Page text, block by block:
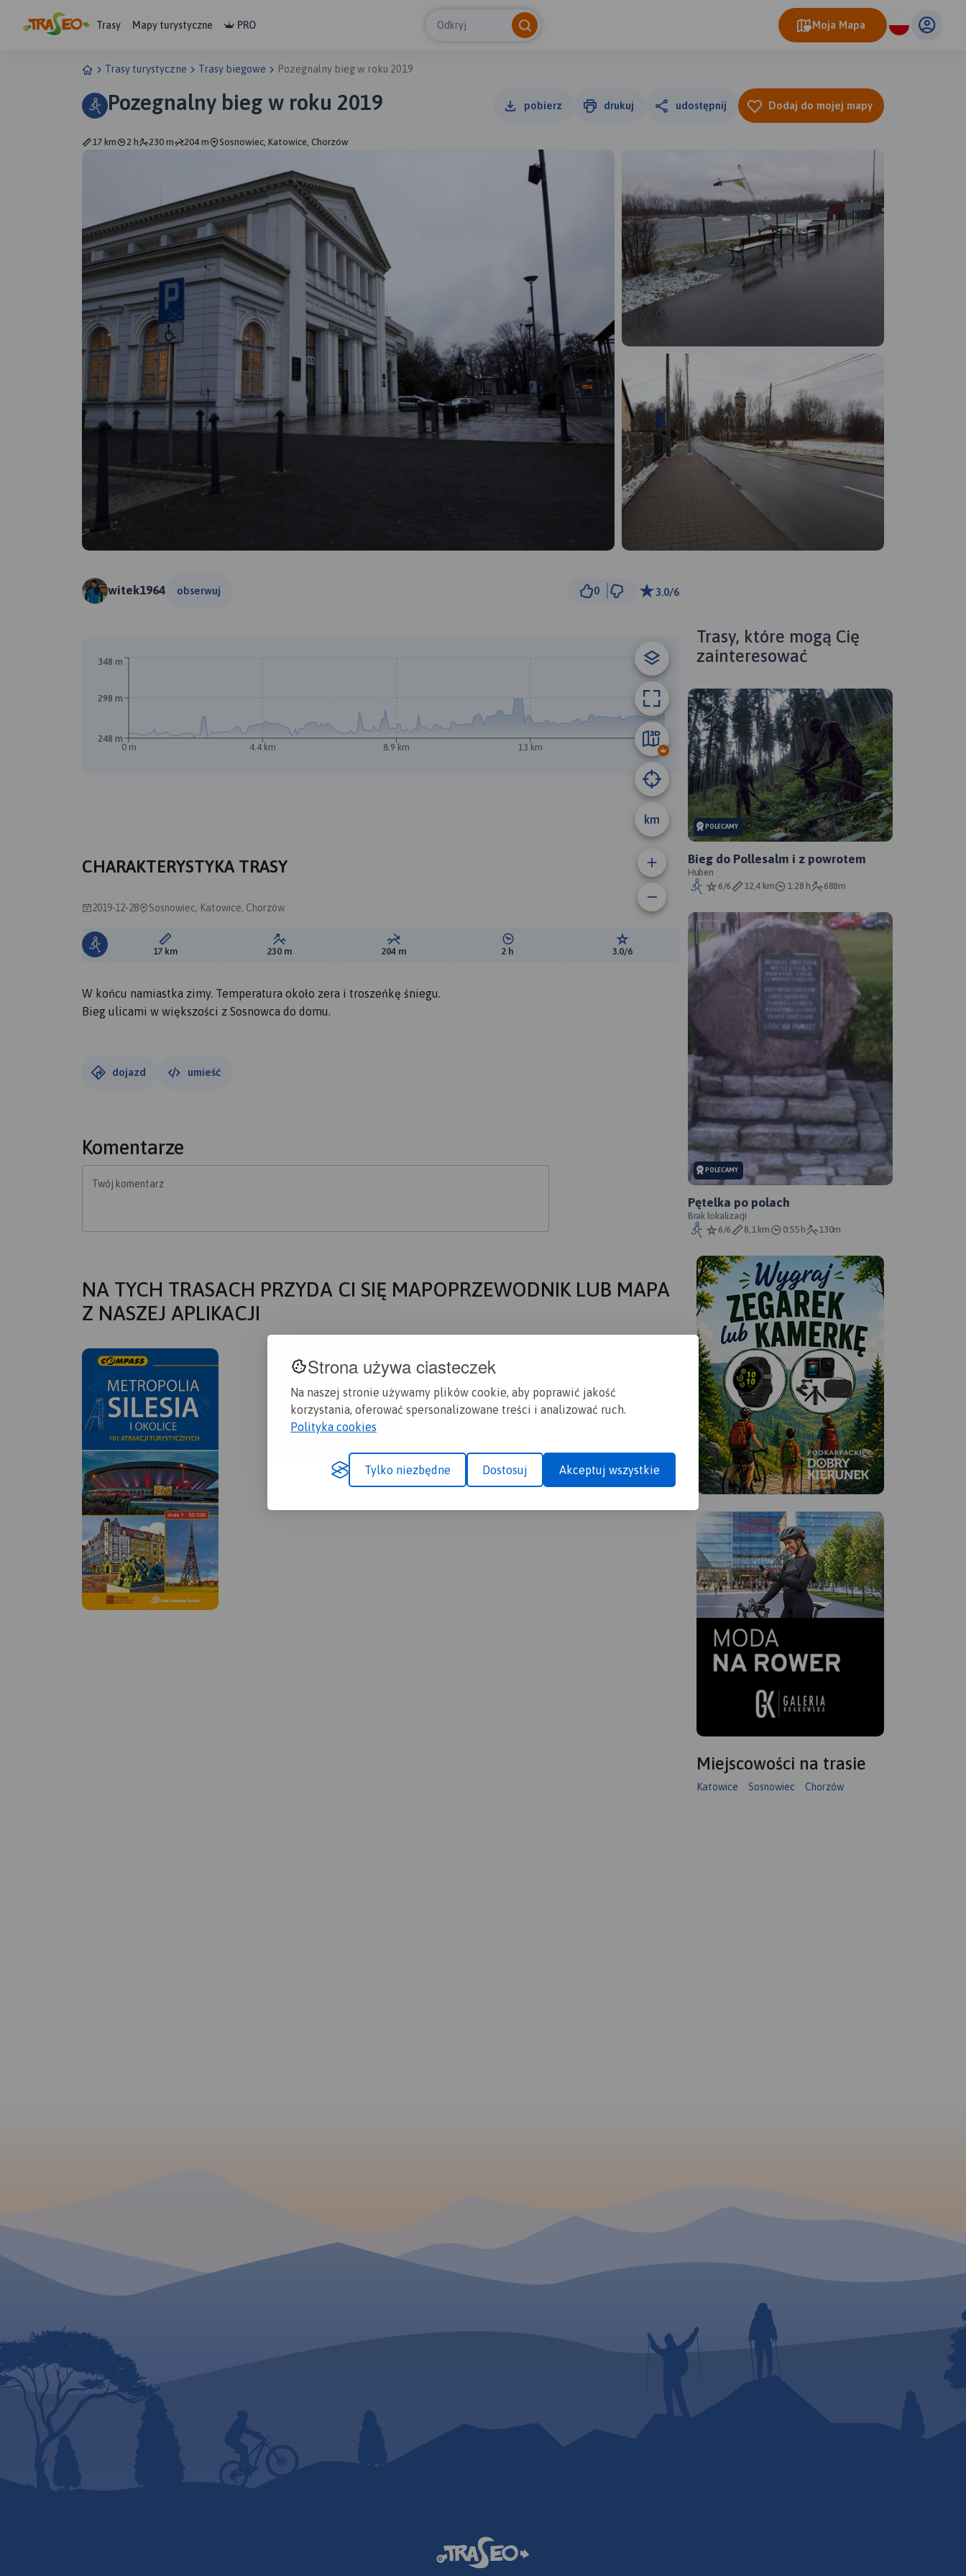
Strona używa ciasteczek
Na naszej stronie używamy plików cookie, aby poprawić jakość
korzystania, oferować spersonalizowane treści i analizować ruch.
Polityka cookies
Tylko niezbędne Dostosuj Akceptuj wszystkie
Trasy Mapy turystyczne PRO Odkryj Moja Mapa
Trasy turystyczne Trasy biegowe Pozegnalny bieg w roku 2019
Pozegnalny bieg w roku 2019 pobierz drukuj udostępnij Dodaj do mojej mapy
17 km 2 h 230 m 204 m Sosnowiec, Katowice, Chorzów
witek1964 obserwuj 0 3.0/6
km
0 m 4.4 km 8.9 km 13 km 17 km
248 m
298 m
348 m
CHARAKTERYSTYKA TRASY
2019-12-28 Sosnowiec, Katowice, Chorzów
Długość trasy:
17 km Suma przewyższeń:
230 m Suma spadków:
204 m Średni czas potrzebny na pokonanie trasy:
2 h Ocena trasy:
3.0/6
W końcu namiastka zimy. Temperatura około zera i troszeńkę śniegu.
Bieg ulicami w większości z Sosnowca do domu.
dojazd umieść
Komentarze
Twój komentarz
NA TYCH TRASACH PRZYDA CI SIĘ MAPOPRZEWODNIK LUB MAPA
Z NASZEJ APLIKACJI
Trasy, które mogą Cię
zainteresować
POLECAMY
Bieg do Pollesalm i z powrotem
Huben
6/6
12,4 km 1:28 h 688m
POLECAMY
Pętelka po polach
Brak lokalizacji
6/6
8,1 km 0:55 h 130m
Miejscowości na trasie
Katowice Sosnowiec Chorzów